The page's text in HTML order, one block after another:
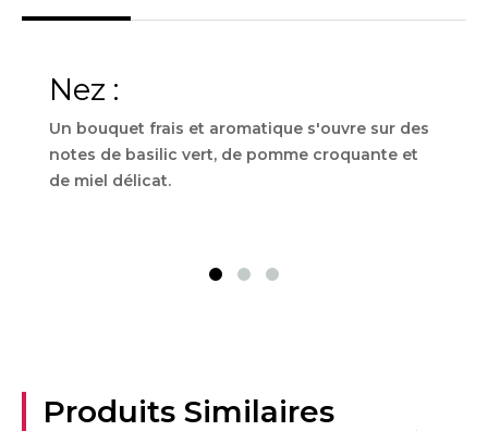
Nez :
Un bouquet frais et aromatique s'ouvre sur des
notes de basilic vert, de pomme croquante et
de miel délicat.
Produits Similaires